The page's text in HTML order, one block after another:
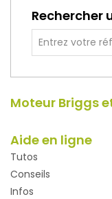
Rechercher
Moteur Briggs
Aide en ligne
Tutos
Conseils
Infos